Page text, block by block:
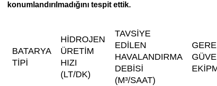
konumlandırılmadığını tespit ettik.
BATARYA
TIPI
HIDROJEN
ÜRETIM
HIZI
(LT/DK)
TAVSIYE
EDILEN
HAVALANDIRMA
DEBISI
(M³/SAAT)